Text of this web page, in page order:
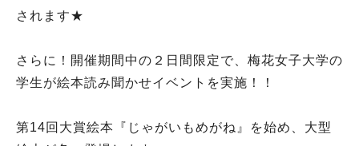
されます★
さらに！開催期間中の２日間限定で、梅花女子大学の
学生が絵本読み聞かせイベントを実施！！
第14回大賞絵本『じゃがいもめがね』を始め、大型